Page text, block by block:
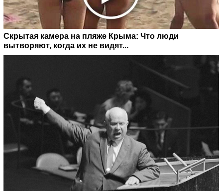
Скрытая камера на пляже Крыма: Что люди
вытворяют, когда их не видят...